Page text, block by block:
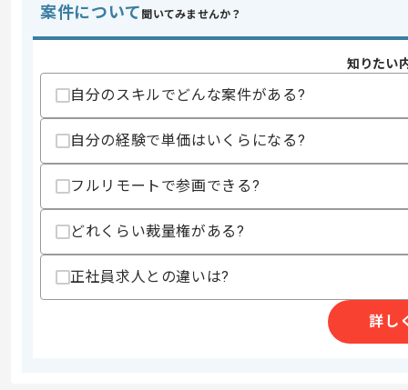
求めるスキル
スキルに不安がある方へ
上記に似た経験やスキルをお持ちであれば申
精算・お支払い
支払いサイト
案件について 聞いてみませんか？
知りたい
自分のスキルでどんな案件がある?
自分の経験で単価はいくらになる?
フルリモートで参画できる?
どれくらい裁量権がある?
正社員求人との違いは?
詳し